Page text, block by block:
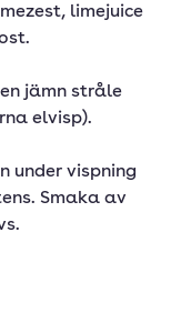
limejuice
jämn stråle
elvisp).
under vispning
Smaka av